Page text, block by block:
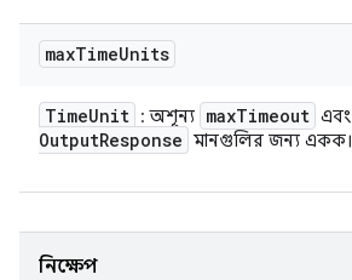
maxTimeUnits
TimeUnit : অশূন্য maxTimeout এবং
OutputResponse মানগুলির জন্য একক।
নিক্ষেপ